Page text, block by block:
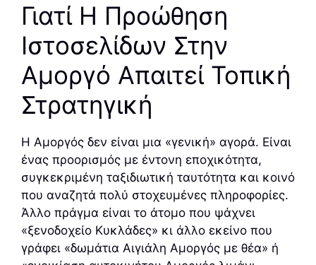
Γιατί Η Προώθηση
Ιστοσελίδων Στην
Αμοργό Απαιτεί Τοπική
Στρατηγική
Η Αμοργός δεν είναι μια «γενική» αγορά. Είναι
ένας προορισμός με έντονη εποχικότητα,
συγκεκριμένη ταξιδιωτική ταυτότητα και κοινό
που αναζητά πολύ στοχευμένες πληροφορίες.
Άλλο πράγμα είναι το άτομο που ψάχνει
«ξενοδοχείο Κυκλάδες» κι άλλο εκείνο που
γράφει «δωμάτια Αιγιάλη Αμοργός με θέα» ή